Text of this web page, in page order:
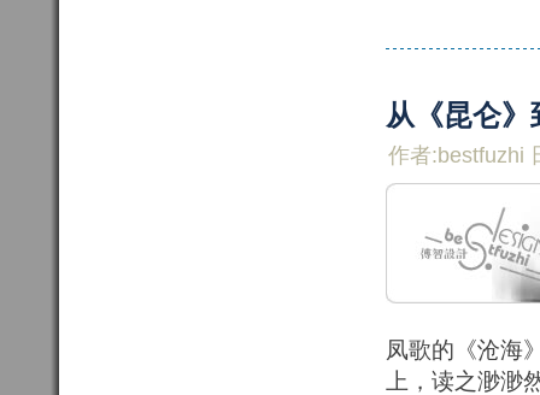
从《昆仑
作者:bestfuzhi
凤歌的《沧海
上，读之渺渺